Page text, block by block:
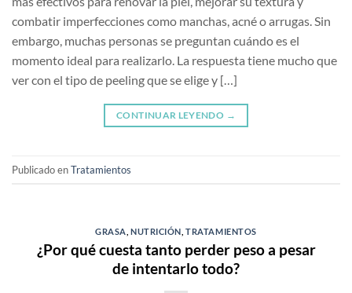
combatir imperfecciones como manchas, acné o arrugas. Sin
embargo, muchas personas se preguntan cuándo es el
momento ideal para realizarlo. La respuesta tiene mucho que
ver con el tipo de peeling que se elige y […]
CONTINUAR LEYENDO →
Publicado enTratamientos
GRASA ,NUTRICIÓN ,TRATAMIENTOS
¿Por qué cuesta tanto perder peso a pesar
de intentarlo todo?